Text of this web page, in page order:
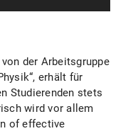
der Arbeitsgruppe
erhält für
Studierenden stets
wird vor allem
of effective